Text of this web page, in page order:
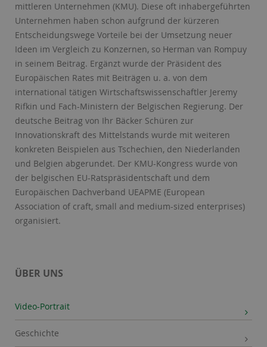
mittleren Unternehmen (KMU). Diese oft inhabergeführten
Unternehmen haben schon aufgrund der kürzeren
Entscheidungswege Vorteile bei der Umsetzung neuer
Ideen im Vergleich zu Konzernen, so Herman van Rompuy
in seinem Beitrag. Ergänzt wurde der Präsident des
Europäischen Rates mit Beiträgen u. a. von dem
international tätigen Wirtschaftswissenschaftler Jeremy
Rifkin und Fach-Ministern der Belgischen Regierung. Der
deutsche Beitrag von Ihr Bäcker Schüren zur
Innovationskraft des Mittelstands wurde mit weiteren
konkreten Beispielen aus Tschechien, den Niederlanden
und Belgien abgerundet. Der KMU-Kongress wurde von
der belgischen EU-Ratspräsidentschaft und dem
Europäischen Dachverband UEAPME (European
Association of craft, small and medium-sized enterprises)
organisiert.
ÜBER UNS
Video-Portrait
Geschichte